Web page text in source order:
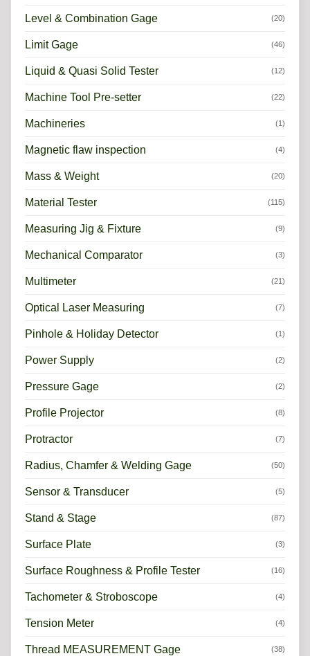
Level & Combination Gage (20)
Limit Gage (46)
Liquid & Quasi Solid Tester (12)
Machine Tool Pre-setter (22)
Machineries (1)
Magnetic flaw inspection (4)
Mass & Weight (20)
Material Tester (115)
Measuring Jig & Fixture (9)
Mechanical Comparator (3)
Multimeter (21)
Optical Laser Measuring (7)
Pinhole & Holiday Detector (1)
Power Supply (2)
Pressure Gage (2)
Profile Projector (8)
Protractor (7)
Radius, Chamfer & Welding Gage (50)
Sensor & Transducer (5)
Stand & Stage (87)
Surface Plate (3)
Surface Roughness & Profile Tester (16)
Tachometer & Stroboscope (4)
Tension Meter (4)
Thread MEASUREMENT Gage (38)